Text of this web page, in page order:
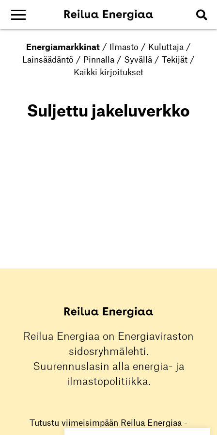
Energiamarkkinat / Ilmasto / Kuluttaja /
Lainsäädäntö / Pinnalla / Syvällä / Tekijät /
Kaikki kirjoitukset
Suljettu jakeluverkko
Reilua Energiaa on Energiaviraston
sidosryhmälehti.
Suurennuslasin alla energia- ja
ilmastopolitiikka.
Tutustu viimeisimpään Reilua Energiaa -